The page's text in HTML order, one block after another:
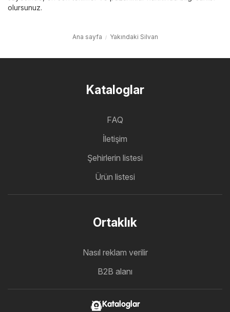
olursunuz.
Ana sayfa Yakındaki Silvan
Kataloglar
FAQ
İletişim
Şehirlerin listesi
Ürün listesi
Ortaklık
Nasıl reklam verilir
B2B alanı
Kataloglar